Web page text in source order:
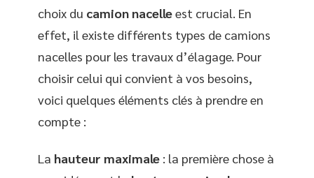
choix du camion nacelleest crucial. En
effet, il existe différents types de camions
nacelles pour les travaux d’élagage. Pour
choisir celui qui convient à vos besoins,
voici quelques éléments clés à prendre en
compte :
La hauteur maximale : la première chose à